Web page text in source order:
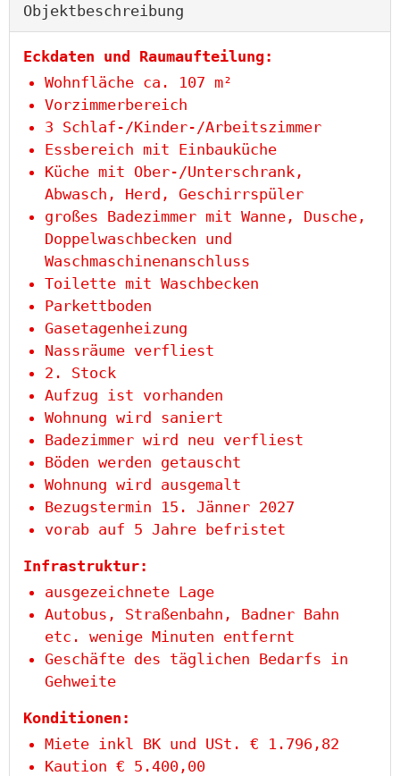
Objekt­beschreibung
Eckdaten und Raumaufteilung:
Wohnfläche ca. 107 m²
Vorzimmerbereich
3 Schlaf-/Kinder-/Arbeitszimmer
Essbereich mit Einbauküche
Küche mit Ober-/Unterschrank,
Abwasch, Herd, Geschirrspüler
großes Badezimmer mit Wanne, Dusche,
Doppelwaschbecken und
Waschmaschinenanschluss
Toilette mit Waschbecken
Parkettboden
Gasetagenheizung
Nassräume verfliest
2. Stock
Aufzug ist vorhanden
Wohnung wird saniert
Badezimmer wird neu verfliest
Böden werden getauscht
Wohnung wird ausgemalt
Bezugstermin 15. Jänner 2027
vorab auf 5 Jahre befristet
Infrastruktur:
ausgezeichnete Lage
Autobus, Straßenbahn, Badner Bahn
etc. wenige Minuten entfernt
Geschäfte des täglichen Bedarfs in
Gehweite
Konditionen:
Miete inkl BK und USt. € 1.796,82
Kaution € 5.400,00